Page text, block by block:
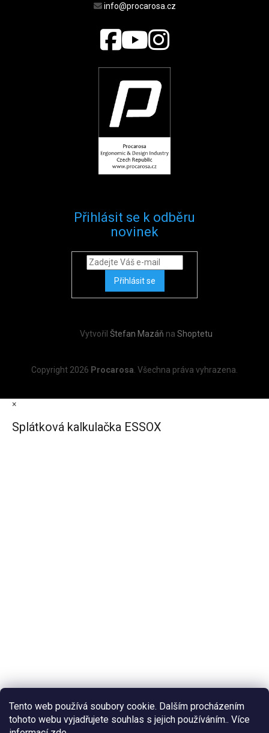
Tento web používá soubory cookie. Dalším procházením
tohoto webu vyjadřujete souhlas s jejich používáním.. Více
info@procarosa.cz
Přihlásit se k odběru
novinek
Přihlásit se
Vytvořil Štefan Mazáň na Shoptetu
Copyright 2026 Procarosa. Všechna práva vyhrazena.
×
Splátková kalkulačka ESSOX